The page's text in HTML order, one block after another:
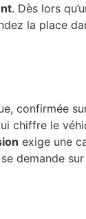
. Dès lors
la place
confirmée
chiffre le
exige une
demande sur